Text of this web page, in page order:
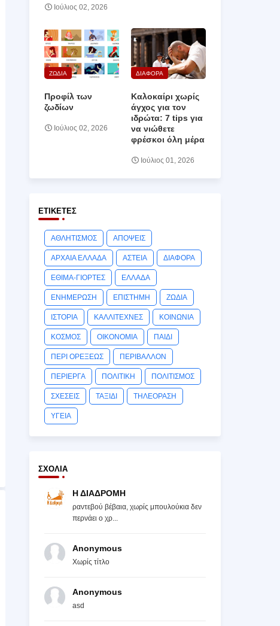
Ιούλιος 02, 2026
ΖΩΔΙΑ
Προφίλ των
ζωδίων
Ιούλιος 02, 2026
ΔΙΑΦΟΡΑ
Καλοκαίρι χωρίς
άγχος για τον
ιδρώτα: 7 tips για
να νιώθετε
φρέσκοι όλη μέρα
Ιούλιος 01, 2026
ΕΤΙΚΈΤΕΣ
ΑΘΛΗΤΙΣΜΟΣ ΑΠΟΨΕΙΣ
ΑΡΧΑΙΑ ΕΛΛΑΔΑ ΑΣΤΕΙΑ ΔΙΑΦΟΡΑ
ΕΘΙΜΑ-ΓΙΟΡΤΕΣ ΕΛΛΑΔΑ
ΕΝΗΜΕΡΩΣΗ ΕΠΙΣΤΗΜΗ ΖΩΔΙΑ
ΙΣΤΟΡΙΑ ΚΑΛΛΙΤΕΧΝΕΣ ΚΟΙΝΩΝΙΑ
ΚΟΣΜΟΣ ΟΙΚΟΝΟΜΙΑ ΠΑΙΔΙ
ΠΕΡΙ ΟΡΕΞΕΩΣ ΠΕΡΙΒΑΛΛΟΝ
ΠΕΡΙΕΡΓΑ ΠΟΛΙΤΙΚΗ ΠΟΛΙΤΙΣΜΟΣ
ΣΧΕΣΕΙΣ ΤΑΞΙΔΙ ΤΗΛΕΟΡΑΣΗ
ΥΓΕΙΑ
ΣΧΌΛΙΑ
Η ΔΙΑΔΡΟΜΗ
ραντεβού βέβαια, χωρίς μπουλούκια δεν
περνάει ο χρ...
Anonymous
Χωρίς τίτλο
Anonymous
asd